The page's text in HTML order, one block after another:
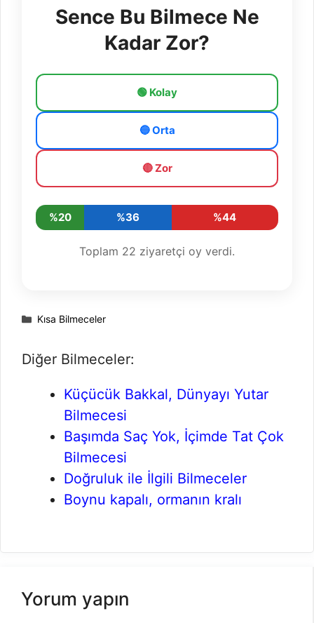
Sence Bu Bilmece Ne
Kadar Zor?
🟢 Kolay
🔵 Orta
🔴 Zor
%20 %36 %44
Toplam 22 ziyaretçi oy verdi.
Kategoriler
Kısa Bilmeceler
Diğer Bilmeceler:
Küçücük Bakkal, Dünyayı Yutar
Bilmecesi
Başımda Saç Yok, İçimde Tat Çok
Bilmecesi
Doğruluk ile İlgili Bilmeceler
Boynu kapalı, ormanın kralı
Yorum yapın